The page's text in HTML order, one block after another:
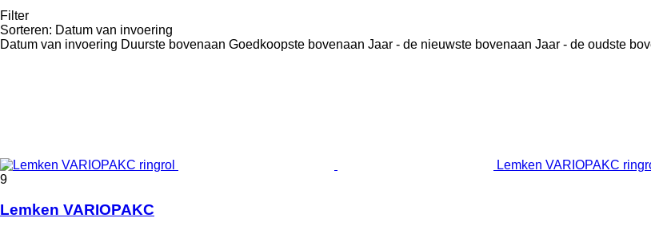
Filter
Sorteren: Datum van invoering
Datum van invoering Duurste bovenaan Goedkoopste bovenaan Jaar - de nieuwste bovenaan Jaar - de oudste
Lemken VARIOPAKC
9
Lemken VARIOPAKC